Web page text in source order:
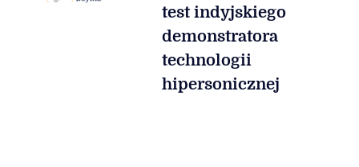
test indyjskiego
demonstratora
technologii
hipersonicznej